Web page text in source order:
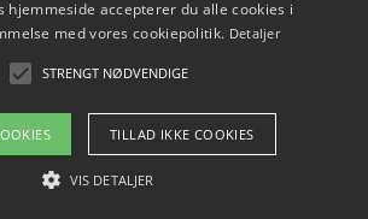
2026 - Pilanto Aps
kontakt
Blog Betingelser
hjemmeside accepterer du alle cookies i
med vores cookiepolitik. Detaljer
STRENGT NØDVENDIGE
TILLAD IKKE COOKIES
VIS DETALJER